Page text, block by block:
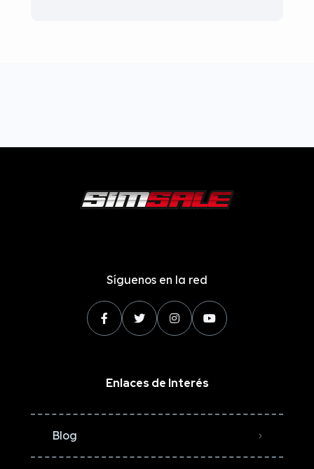
Síguenos en la red
Enlaces de Interés
Blog